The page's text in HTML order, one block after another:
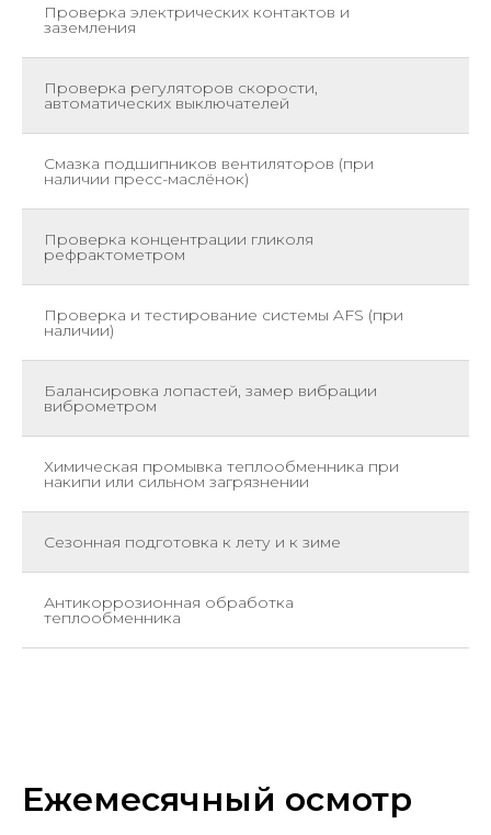
Проверка электрических контактов и
заземления
Проверка регуляторов скорости,
автоматических выключателей
Смазка подшипников вентиляторов (при
наличии пресс-маслёнок)
Проверка концентрации гликоля
рефрактометром
Проверка и тестирование системы AFS (при
наличии)
Балансировка лопастей, замер вибрации
виброметром
Химическая промывка теплообменника при
накипи или сильном загрязнении
Сезонная подготовка к лету и к зиме
Антикоррозионная обработка
теплообменника
Ежемесячный осмотр